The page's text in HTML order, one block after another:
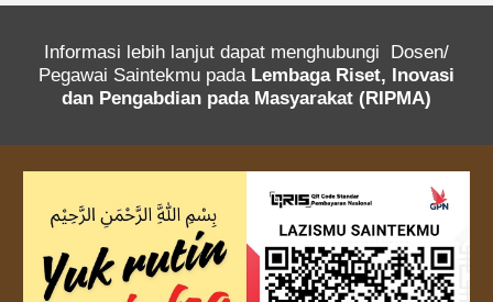
Informasi lebih lanjut dapat menghubungi Dosen/
Pegawai Saintekmu pada Lembaga Riset, Inovasi
dan Pengabdian pada Masyarakat (RIPMA)